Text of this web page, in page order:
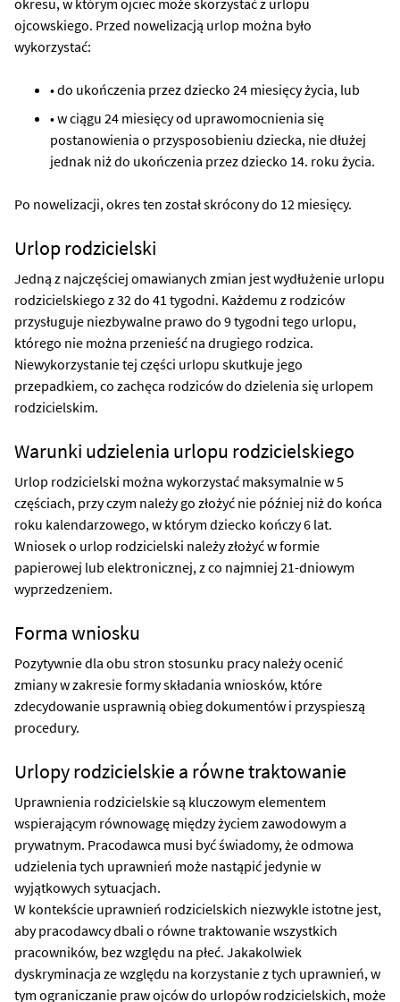
ojcowskiego. Przed nowelizacją urlop można było
wykorzystać:
• do ukończenia przez dziecko 24 miesięcy życia, lub
• w ciągu 24 miesięcy od uprawomocnienia się
postanowienia o przysposobieniu dziecka, nie dłużej
jednak niż do ukończenia przez dziecko 14. roku życia.
Po nowelizacji, okres ten został skrócony do 12 miesięcy.
Urlop rodzicielski
Jedną z najczęściej omawianych zmian jest wydłużenie urlopu
rodzicielskiego z 32 do 41 tygodni. Każdemu z rodziców
przysługuje niezbywalne prawo do 9 tygodni tego urlopu,
którego nie można przenieść na drugiego rodzica.
Niewykorzystanie tej części urlopu skutkuje jego
przepadkiem, co zachęca rodziców do dzielenia się urlopem
rodzicielskim.
Warunki udzielenia urlopu rodzicielskiego
Urlop rodzicielski można wykorzystać maksymalnie w 5
częściach, przy czym należy go złożyć nie później niż do końca
roku kalendarzowego, w którym dziecko kończy 6 lat.
Wniosek o urlop rodzicielski należy złożyć w formie
papierowej lub elektronicznej, z co najmniej 21-dniowym
wyprzedzeniem.
Forma wniosku
Pozytywnie dla obu stron stosunku pracy należy ocenić
zmiany w zakresie formy składania wniosków, które
zdecydowanie usprawnią obieg dokumentów i przyspieszą
procedury.
Urlopy rodzicielskie a równe traktowanie
Uprawnienia rodzicielskie są kluczowym elementem
wspierającym równowagę między życiem zawodowym a
prywatnym. Pracodawca musi być świadomy, że odmowa
udzielenia tych uprawnień może nastąpić jedynie w
wyjątkowych sytuacjach.
W kontekście uprawnień rodzicielskich niezwykle istotne jest,
aby pracodawcy dbali o równe traktowanie wszystkich
pracowników, bez względu na płeć. Jakakolwiek
dyskryminacja ze względu na korzystanie z tych uprawnień, w
tym ograniczanie praw ojców do urlopów rodzicielskich, może